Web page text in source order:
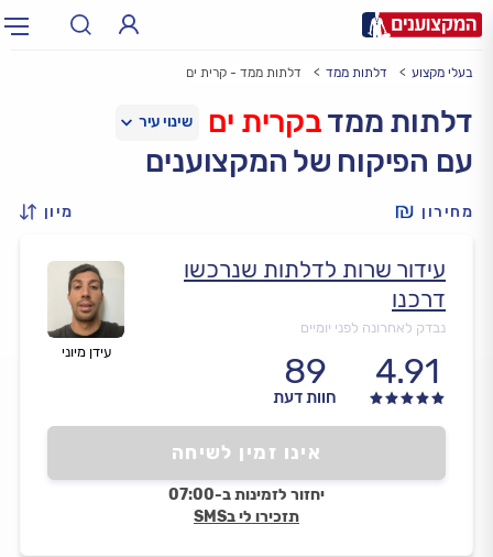
עירעיר: תל אביב, חיפה…
בעלי מקצוע דלתות ממד דלתות ממד - קרית ים
דלתות ממדבקרית ים
עם הפיקוח של המקצוענים
מחירון מיון
עידן מיוני
עידור שרות לדלתות שנרכשו
דרכנו
נבדק לאחרונה לפני יומיים
4.91
89
חוות דעת
אינו זמין לשיחה
יחזור לזמינות ב-07:00
תזכירו לי בSMS